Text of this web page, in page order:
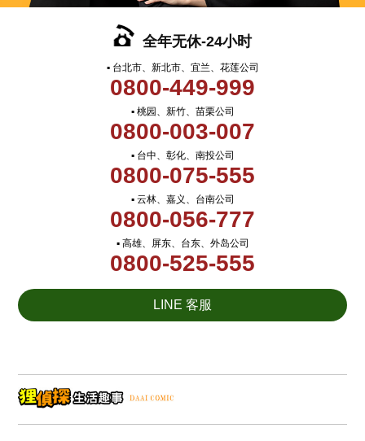
全年无休-24小时
▪ 台北市、新北市、宜兰、花莲公司
0800-449-999
▪ 桃园、新竹、苗栗公司
0800-003-007
▪ 台中、彰化、南投公司
0800-075-555
▪ 云林、嘉义、台南公司
0800-056-777
▪ 高雄、屏东、台东、外岛公司
0800-525-555
LINE 客服